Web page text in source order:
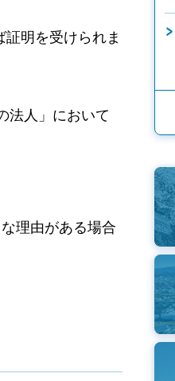
明を受けられま
法人」において
理由がある場合